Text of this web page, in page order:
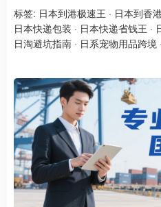
标签: 日本到港极速王 · 日本到香
日本快递包装 · 日本快递省钱王 ·
日淘避坑指南 · 日系宠物用品跨境 ·